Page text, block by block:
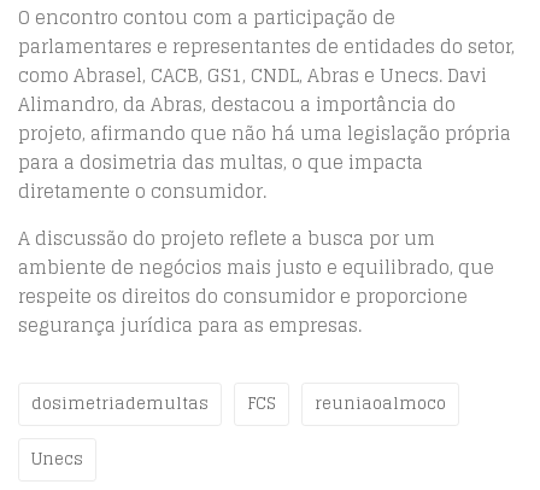
O encontro contou com a participação de
parlamentares e representantes de entidades do setor,
como Abrasel, CACB, GS1, CNDL, Abras e Unecs. Davi
Alimandro, da Abras, destacou a importância do
projeto, afirmando que não há uma legislação própria
para a dosimetria das multas, o que impacta
diretamente o consumidor.
A discussão do projeto reflete a busca por um
ambiente de negócios mais justo e equilibrado, que
respeite os direitos do consumidor e proporcione
segurança jurídica para as empresas.
dosimetriademultas FCS
reuniaoalmoco
Unecs